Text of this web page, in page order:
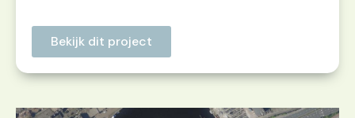
Bekijk dit project